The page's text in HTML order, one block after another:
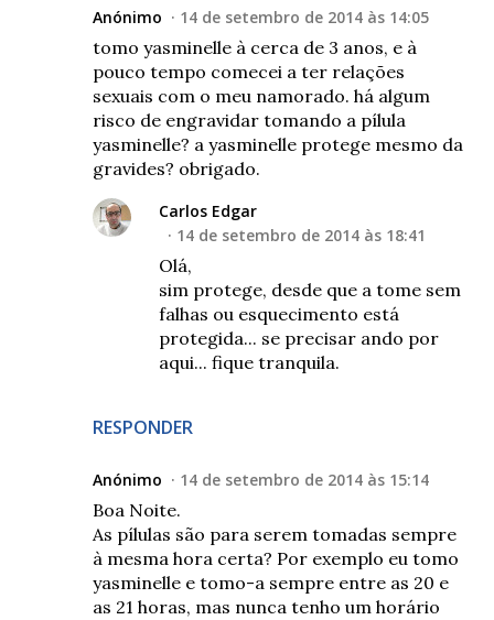
Anónimo 14 de setembro de 2014 às 14:05
tomo yasminelle à cerca de 3 anos, e à
pouco tempo comecei a ter relações
sexuais com o meu namorado. há algum
risco de engravidar tomando a pílula
yasminelle? a yasminelle protege mesmo da
gravides? obrigado.
RESPONDER
Carlos Edgar
14 de setembro de 2014 às 18:41
Olá,
sim protege, desde que a tome sem
falhas ou esquecimento está
protegida... se precisar ando por
aqui... fique tranquila.
Anónimo 14 de setembro de 2014 às 15:14
Boa Noite.
As pílulas são para serem tomadas sempre
à mesma hora certa? Por exemplo eu tomo
yasminelle e tomo-a sempre entre as 20 e
as 21 horas, mas nunca tenho um horário